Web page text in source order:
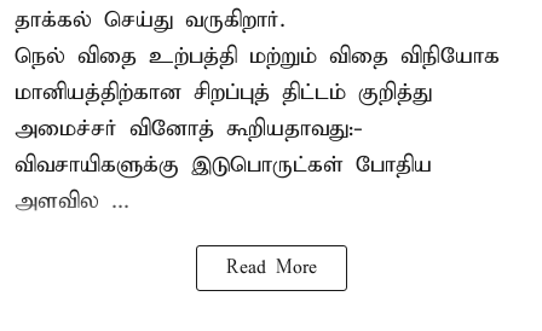
தாக்கல் செய்து வருகிறார்.
நெல் விதை உற்பத்தி மற்றும் விதை விநியோக
மானியத்திற்கான சிறப்புத் திட்டம் குறித்து
அமைச்சர் வினோத் கூறியதாவது:-
விவசாயிகளுக்கு இடுபொருட்கள் போதிய
அளவில ...
Read More